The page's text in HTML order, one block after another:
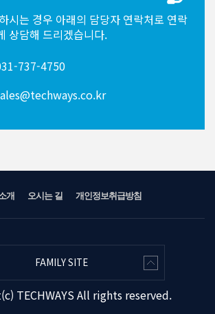
시는 경우 아래의 담당자 연락처로 연락
상담해 드리겠습니다.
737-4750
개 오시는 길 개인정보취급방침
FAMILY SITE
TECHWAYS All rights reserved.